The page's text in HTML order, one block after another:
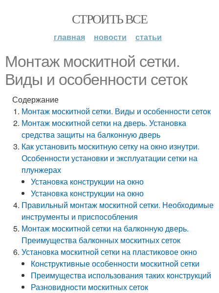
СТРОИТЬ ВСЕ
главная новости статьи
Монтаж москитной сетки.
Виды и особенности сеток
Содержание
Монтаж москитной сетки. Виды и особенности сеток
Монтаж москитной сетки на дверь. Установка
средства защиты на балконную дверь
Как установить москитную сетку на окно изнутри.
Особенности установки и эксплуатации сетки на
плунжерах
Установка конструкции на окно
Установка конструкции на окно
Правильный монтаж москитной сетки. Необходимые
инструменты и приспособления
Монтаж москитной сетки на балконную дверь.
Преимущества балконных москитных сеток
Установка москитной сетки на пластиковое окно
Конструктивные особенности москитной сетки
Преимущества использования таких конструкций
Разновидности москитных сеток